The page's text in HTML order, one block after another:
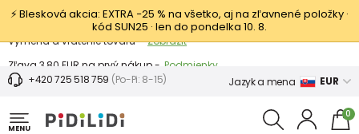
⚡ Blesková akcia: EXTRA −25 % na všetko, aj na zľavnené položky ·
kód SUN25 · len do pondelka 10. 8.
Zľava 3,80 EUR na prvý nákup - Podmienky
+420 725 518 759 (Po-Pi: 8-15) Jazyk a mena EUR
MENU
0